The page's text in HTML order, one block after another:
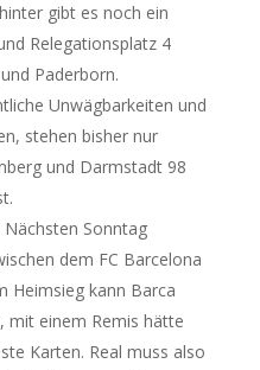
gibt es noch ein
Relegationsplatz 4
Paderborn.
Unwägbarkeiten und
stehen bisher nur
und Darmstadt 98
Nächsten Sonntag
dem FC Barcelona
Heimsieg kann Barca
mit einem Remis hätte
Karten. Real muss also